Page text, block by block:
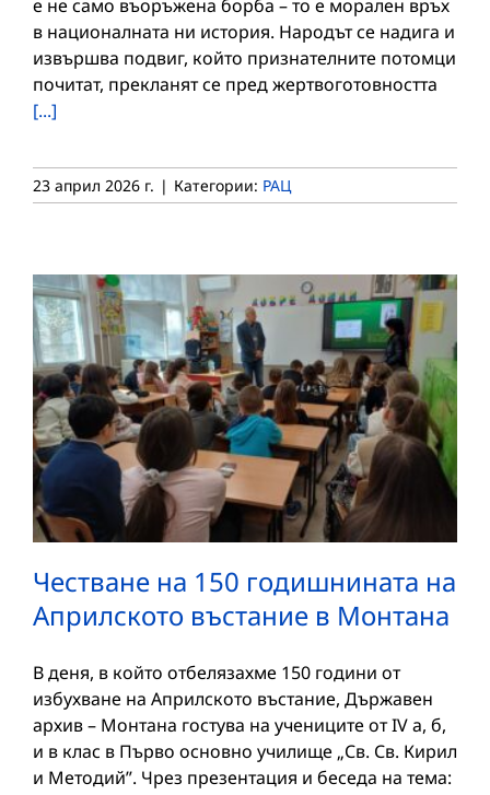
е не само въоръжена борба – то е морален връх
в националната ни история. Народът се надига и
извършва подвиг, който признателните потомци
почитат, прекланят се пред жертвоготовността
[...]
23 април 2026 г. | Категории: РАЦ
Честване на 150 годишнината на
Априлското въстание в Монтана
В деня, в който отбелязахме 150 години от
избухване на Априлското въстание, Държавен
архив – Монтана гостува на учениците от IV а, б,
и в клас в Първо основно училище „Св. Св. Кирил
и Методий”. Чрез презентация и беседа на тема: